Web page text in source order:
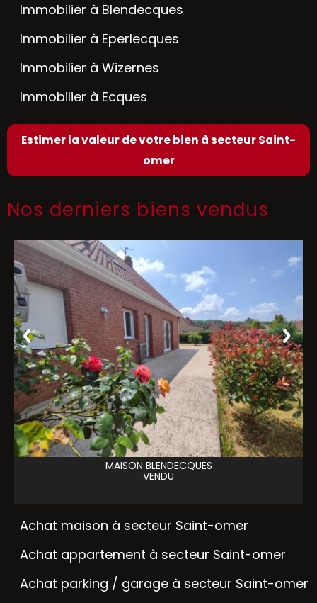
Immobilier à Blendecques
Immobilier à Eperlecques
Immobilier à Wizernes
Immobilier à Ecques
Estimer la valeur de votre bien à secteur Saint-
omer
Nos derniers biens vendus
MAISON BLENDECQUES
VENDU
Achat maison à secteur Saint-omer
Achat appartement à secteur Saint-omer
Achat parking / garage à secteur Saint-omer